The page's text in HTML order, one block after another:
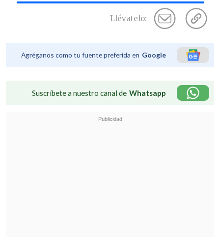
Llévatelo:
Agréganos como tu fuente preferida en Google
Suscríbete a nuestro canal de Whatsapp